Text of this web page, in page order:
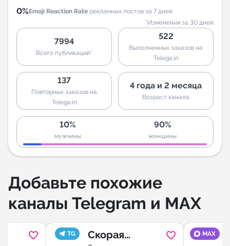
0%Emoji Reaction Rate рекламных постов за 7 дней
*Изменения за 30 дней
7994
Всего публикаций*
522
Выполненных заказов на
Telega.in
137
Повторных заказов на
Telega.in
4 года и 2 месяца
Возраст канала
10%
мужчины
90%
женщины
Добавьте похожие
каналы Telegram и MAX
TG
Скорая
MAX